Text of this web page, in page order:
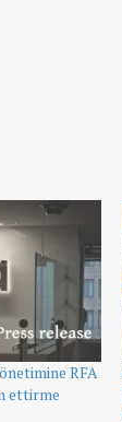
RFA
ettirme